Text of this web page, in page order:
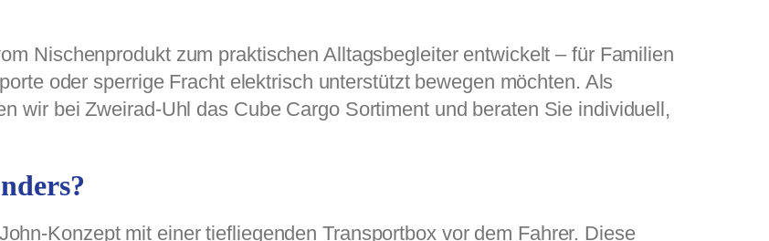
Nischenprodukt zum praktischen Alltagsbegleiter entwickelt – für Familien
oder sperrige Fracht elektrisch unterstützt bewegen möchten. Als
wir bei Zweirad-Uhl das Cube Cargo Sortiment und beraten Sie individuell,
Konzept mit einer tiefliegenden Transportbox vor dem Fahrer. Diese